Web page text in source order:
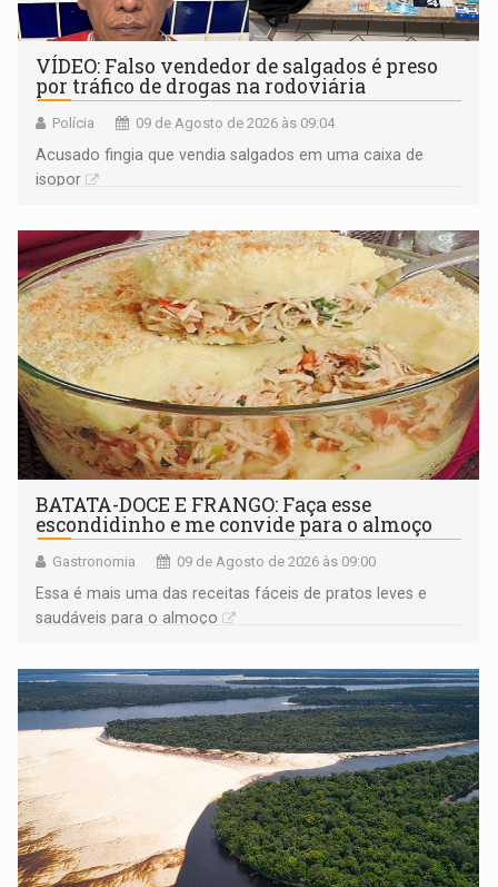
VÍDEO: Falso vendedor de salgados é preso
por tráfico de drogas na rodoviária
Polícia 09 de Agosto de 2026 às 09:04
Acusado fingia que vendia salgados em uma caixa de
isopor
BATATA-DOCE E FRANGO: Faça esse
escondidinho e me convide para o almoço
Gastronomia 09 de Agosto de 2026 às 09:00
Essa é mais uma das receitas fáceis de pratos leves e
saudáveis para o almoço